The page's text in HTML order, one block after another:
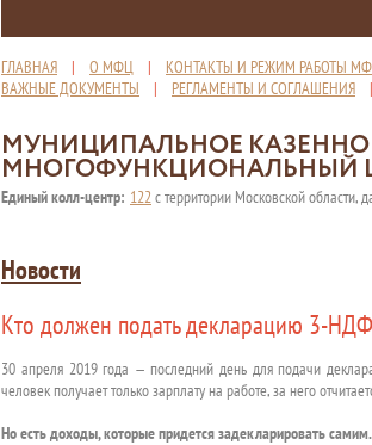
ГЛАВНАЯ | О МФЦ | КОНТАКТЫ И РЕЖИМ РАБОТЫ
ВАЖНЫЕ ДОКУМЕНТЫ | РЕГЛАМЕНТЫ И СОГЛАШЕНИЯ
МУНИЦИПАЛЬНОЕ
МНОГОФУНКЦИОНАЛЬНЫЙ
Единый колл-центр: 122с территории Московской области,
Новости
Кто должен подать декларацию 3-
30 апреля 2019 года — последний день для подачи
человек получает только зарплату на работе, за него
Но есть доходы, которые придется задекларировать